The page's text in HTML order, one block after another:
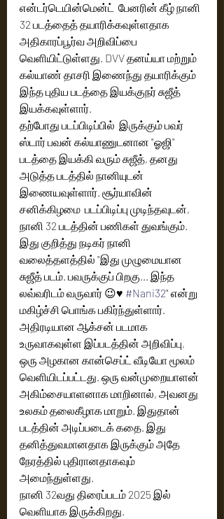
என்டர்டெயின்மென்ட்  பேனரின் கீழ் நானி
32 படத்தைத் தயாரிக்கவுள்ளதாக
அதிகாரப்பூர்வ அறிவிப்பை
வெளியிட்டுள்ளது. DVV தனய்யா மற்றும்
கல்யாண் தாசரி இணைந்து தயாரிக்கும்
இந்த புதிய படத்தை இயக்குநர் சுஜீத்
இயக்கவுள்ளார்.
தற்போது படப்பிடிப்பில்  இருக்கும் பவர்
ஸ்டார் பவன் கல்யாணுடனான "ஓஜி"
படத்தை இயக்கி வரும் சுஜீத், தனது
அடுத்த படத்தில் நானியுடன்
இணையவுள்ளார். சூர்யாவின்
சனிக்கிழமை  படப்பிடிப்பு முடிந்தவுடன்,
நானி 32 படத்தின் பணிகள் துவங்கும்.
இது குறித்து நடிகர் நானி
வலைத்தளத்தில் "இது முழுமையான
சுஜீத் படம். பவருக்குப் பிறகு... இந்த
லவ்வரிடம் வருவார் 😉♥️ #Nani32" என்று
மகிழ்ச்சி பொங்க பகிர்ந்துள்ளார்.
அதிரடியான ஆக்சன் படமாக
உருவாகவுள்ள இப்படத்தின் அறிவிப்பு,
ஒரு அழகான கான்செப்ட் வீடியோ மூலம்
வெளியிடப்பட்டது. ஒரு வன்முறையாளன்
அகிம்சையாளனாக மாறினால், அவனது
உலகம் தலைகீழாக மாறும். இதுதான்
படத்தின் அடிப்படைக் கதை. இது
தனித்துவமானதாக இருக்கும் அதே
நேரத்தில் புதிரானதாகவும்
அமைந்துள்ளது.
நானி 32வது திரைப்படம் 2025 இல்
வெளியாக இருக்கிறது.